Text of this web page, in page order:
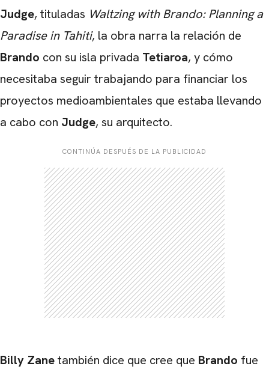
Judge, tituladas Waltzing with Brando: Planning a
Paradise in Tahiti, la obra narra la relación de
Brando con su isla privada Tetiaroa, y cómo
necesitaba seguir trabajando para financiar los
proyectos medioambientales que estaba llevando
a cabo con Judge, su arquitecto.
CONTINÚA DESPUÉS DE LA PUBLICIDAD
Billy Zanetambién dice que cree que Brando fue
CARREGANDO PUBLICIDADE